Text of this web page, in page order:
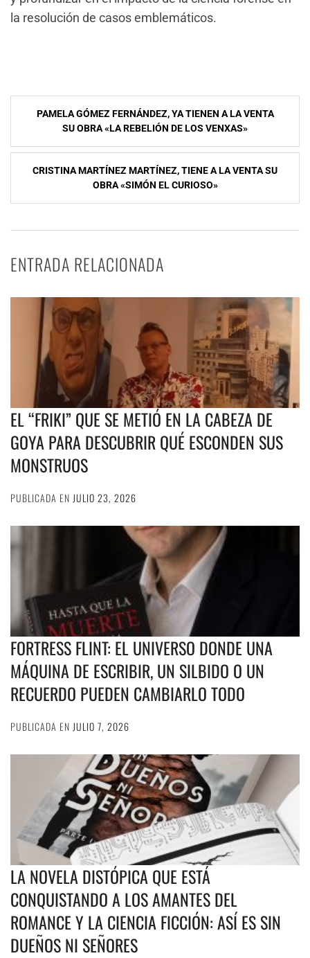
la resolución de casos emblemáticos.
Navegación
entradas
PAMELA GÓMEZ FERNÁNDEZ, YA TIENEN A LA VENTA
SU OBRA «LA REBELIÓN DE LOS VENXAS»
CRISTINA MARTÍNEZ MARTÍNEZ, TIENE A LA VENTA SU
OBRA «SIMÓN EL CURIOSO»
ENTRADA RELACIONADA
EL “FRIKI” QUE SE METIÓ EN LA CABEZA DE
GOYA PARA DESCUBRIR QUÉ ESCONDEN SUS
MONSTRUOS
PUBLICADA EN JULIO 23, 2026
FORTRESS FLINT: EL UNIVERSO DONDE UNA
MÁQUINA DE ESCRIBIR, UN SILBIDO O UN
RECUERDO PUEDEN CAMBIARLO TODO
PUBLICADA EN JULIO 7, 2026
LA NOVELA DISTÓPICA QUE ESTÁ
CONQUISTANDO A LOS AMANTES DEL
ROMANCE Y LA CIENCIA FICCIÓN: ASÍ ES SIN
DUEÑOS NI SEÑORES